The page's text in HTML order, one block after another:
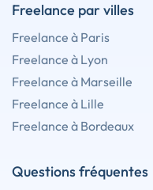
Freelance par villes
Freelance à Paris
Freelance à Lyon
Freelance à Marseille
Freelance à Lille
Freelance à Bordeaux
Questions fréquentes